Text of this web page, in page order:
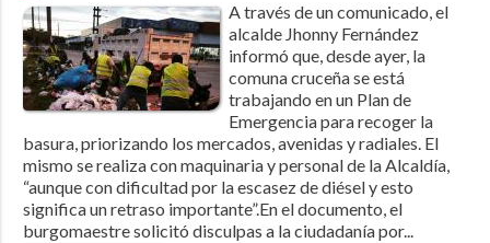
A través de un comunicado, el
alcalde Jhonny Fernández
informó que, desde ayer, la
comuna cruceña se está
trabajando en un Plan de
Emergencia para recoger la
basura, priorizando los mercados, avenidas y radiales. El
mismo se realiza con maquinaria y personal de la Alcaldía,
“aunque con dificultad por la escasez de diésel y esto
significa un retraso importante”.En el documento, el
burgomaestre solicitó disculpas a la ciudadanía por...